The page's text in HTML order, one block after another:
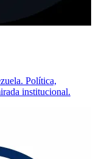
Política,
institucional.